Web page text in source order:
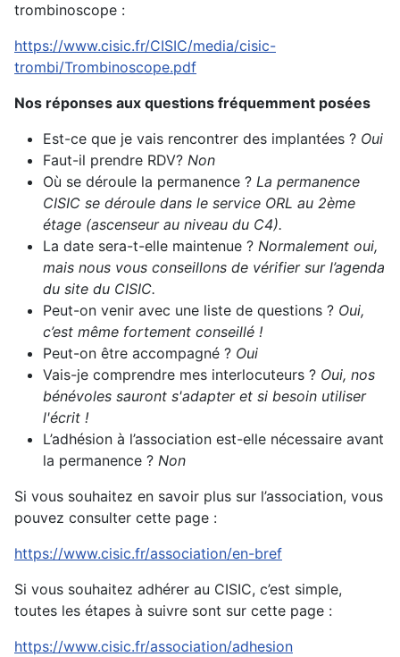
trombinoscope :
https://www.cisic.fr/CISIC/media/cisic-
trombi/Trombinoscope.pdf
Nos réponses aux questions fréquemment posées
Est-ce que je vais rencontrer des implantées ? Oui
Faut-il prendre RDV? Non
Où se déroule la permanence ? La permanence
CISIC se déroule dans le service ORL au 2ème
étage (ascenseur au niveau du C4).
La date sera-t-elle maintenue ? Normalement oui,
mais nous vous conseillons de vérifier sur l’agenda
du site du CISIC.
Peut-on venir avec une liste de questions ? Oui,
c’est même fortement conseillé !
Peut-on être accompagné ? Oui
Vais-je comprendre mes interlocuteurs ? Oui, nos
bénévoles sauront s'adapter et si besoin utiliser
l'écrit !
L’adhésion à l’association est-elle nécessaire avant
la permanence ? Non
Si vous souhaitez en savoir plus sur l’association, vous
pouvez consulter cette page :
https://www.cisic.fr/association/en-bref
Si vous souhaitez adhérer au CISIC, c’est simple,
toutes les étapes à suivre sont sur cette page :
https://www.cisic.fr/association/adhesion